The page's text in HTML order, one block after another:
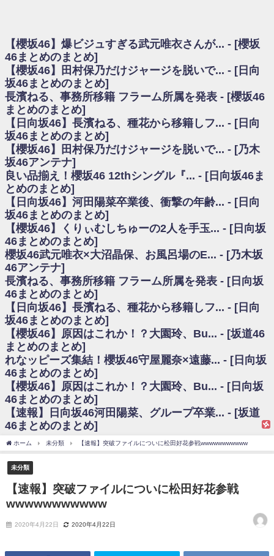
日向坂46まとめのまとめ / 【日向坂46】富田鈴花1st写真集、発売記念記者
会見の模様がこちら！
乃木坂欅坂まとめのまとめ / 【日向坂46】河田陽菜卒業の影響、ガチでデ
カそう...
欅坂あんてな ～欅坂46のニュース・情報・話題をピックアップ / れなッ
ピーズ集結！櫻坂46守屋麗奈×遠藤理子、8/6「ラヴィット！」水曜スタジオ出
演決定
欅坂/日向坂46まとめのまとめ / 【櫻坂46】田村保乃だけジャージを脱いで
いた理由
日向坂46まとめのまとめ / 【日向坂46】若林さん「笑えないぐらい師匠だ
から」佐々木久美と卒業後初の共演の様子がこちら！【激レアさん】
日向坂46まとめのまとめ / 【元日向坂46】情報解禁前で言えない！？丹生
ちゃん、メンバーと会った模様
乃木坂欅坂まとめのまとめ / 【日向坂46】この月、何かあるのか！？『お
願いバッハ！』ミーグリ日程がこちら
欅坂/日向坂46まとめのまとめ / 【櫻坂46】ミーグリで喧嘩！？山下瞳月、
これはマジギレしてる
乃木坂46アンテナ / 【櫻坂46】ハリソン守屋「ゆーづのせいです」【ラヴ
ィット!】
乃木坂あんてな ～乃木坂46・欅坂46・日向坂46のニュース・情報・話題
をピックアップ / 良い品揃え！櫻坂46 12thシングル『Make or Break』オフィ
シャルグッズ絶賛販売受付中
日向坂46まとめのまとめ / 【日向坂46】この月、何かあるのか！？『お願
いバッハ！』ミーグリ日程がこちら
日向坂46まとめのまとめ / 【元日向坂46】この卒業生、めちゃくちゃテレ
ビで見かけるな
欅坂/日向坂46まとめのまとめ / 【櫻坂46】リアルミーグリであの販売も！
『Make or Break』オフィシャルグッズ解禁
乃木坂46アンテナ / 【櫻坂46】ミーグリで喧嘩！？山下瞳月、これはマジ
ギレしてる
乃木坂あんてな ～乃木坂46・欅坂46・日向坂46のニュース・情報・話題
をピックアップ / れなッピーズ集結！櫻坂46守屋麗奈×遠藤理子、8/6「ラヴィ
ット！」水曜スタジオ出演決定
日向坂46まとめのまとめ / 【日向坂46】富田鈴花、次の事務所が決まって
そう！？
日向坂46まとめのまとめ / 【日向坂46】富田鈴花、次の事務所が決まって
そう！？
ハ！』ミーグリ日程がこちら
乃木坂あんてな ～乃木坂46・欅坂46・日向坂46のニュース・情報・話題
をピックアップ / 日向坂46卒業後初共演！佐々木久美さん、師匠オードリー若
林さんと再会した結果･･･【激レアさんを連れてきた。】
欅坂46/日向坂46まとめのまとめ / 『anan』の表紙の櫻坂46さん、多様性
の時代だと話題に
【櫻坂46】爆ビジュすぎる武元唯衣さんが... - [櫻坂
46まとめのまとめ]
【櫻坂46】田村保乃だけジャージを脱いで... - [日向
坂46まとめのまとめ]
長濱ねる、事務所移籍 フラーム所属を発表 - [櫻坂46
まとめのまとめ]
【日向坂46】長濱ねる、種花から移籍しフ... - [日向
坂46まとめのまとめ]
【櫻坂46】田村保乃だけジャージを脱いで... - [乃木
坂46アンテナ]
良い品揃え！櫻坂46 12thシングル『... - [日向坂46ま
とめのまとめ]
【日向坂46】河田陽菜卒業後、衝撃の年齢... - [日向
坂46まとめのまとめ]
【櫻坂46】くりぃむしちゅーの2人を手玉... - [日向坂
46まとめのまとめ]
櫻坂46武元唯衣×大沼晶保、お風呂場のE... - [乃木坂
46アンテナ]
長濱ねる、事務所移籍 フラーム所属を発表 - [日向坂
46まとめのまとめ]
【日向坂46】長濱ねる、種花から移籍しフ... - [日向
坂46まとめのまとめ]
【櫻坂46】原因はこれか！？大園玲、Bu... - [坂道46
まとめのまとめ]
れなッピーズ集結！櫻坂46守屋麗奈×遠藤... - [日向坂
46まとめのまとめ]
【櫻坂46】原因はこれか！？大園玲、Bu... - [日向坂
46まとめのまとめ]
【速報】日向坂46河田陽菜、グループ卒業... - [坂道
46まとめのまとめ]
ホーム 未分類 【速報】突破ファイルについに松田好花参戦wwwwwwwwwww
未分類
【速報】突破ファイルについに松田好花参戦
wwwwwwwwwww
2020年4月22日 2020年4月22日